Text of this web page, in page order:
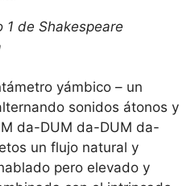
1 de Shakespeare
yámbico – un
sonidos átonos y
da-DUM da-DUM da-
un flujo natural y
pero elevado y